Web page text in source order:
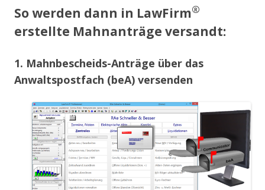
So werden dann in LawFirm®
erstellte Mahnanträge versandt:
1. Mahnbescheids-Anträge über das
Anwaltspostfach (beA) versenden